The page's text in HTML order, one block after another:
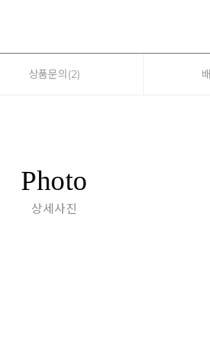
상품문의 (2)
Photo
상세사진